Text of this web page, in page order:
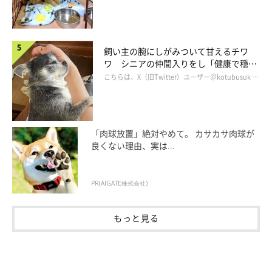
連載「こぐま犬てんすけ」
飼い主の腕にしがみついて甘えるチワ
ワ シニアの仲間入りをし「健康で穏や
かな暮らしが続いてほしい」と願う
こちらは、X（旧Twitter）ユーザー＠kotubusuk …
「肉球放置」絶対やめて。 カサカサ肉球が
良くない理由、実は...
PR(AIGATE株式会社)
もっと見る